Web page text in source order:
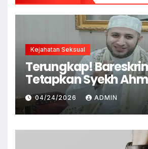
Kejahatan Seksual
Terungkap!
Tetapkan Syekh
Tersangka, Kasus
Pelecehan Seksual
04/24/2026 ADMIN